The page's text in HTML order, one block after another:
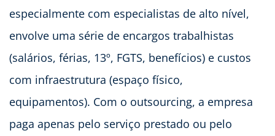
especialmente com especialistas de alto nível,
envolve uma série de encargos trabalhistas
(salários, férias, 13º, FGTS, benefícios) e custos
com infraestrutura (espaço físico,
equipamentos). Com o outsourcing, a empresa
paga apenas pelo serviço prestado ou pelo